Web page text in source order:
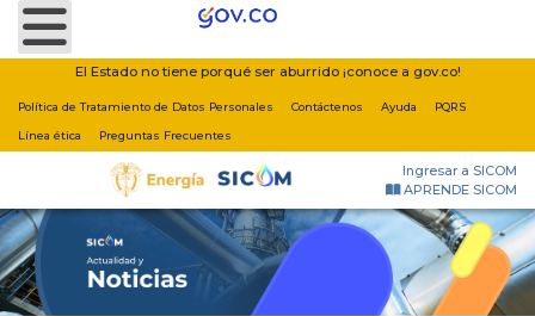
Nota:
este
web
incluye
un
de
accesibilidad.
El Estado no tiene porqué ser aburrido ¡conoce a gov.co!
Política de Tratamiento de Datos Personales Contáctenos Ayuda PQRS
Línea ética Preguntas Frecuentes
Ingresar a SICOM
APRENDE SICOM